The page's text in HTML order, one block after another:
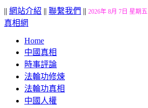
|| 網站介紹 || 聯繫我們 || 2026年 8月 7日 星期五
真相網
Home
中國真相
時事評論
法輪功修煉
法輪功真相
中國人權